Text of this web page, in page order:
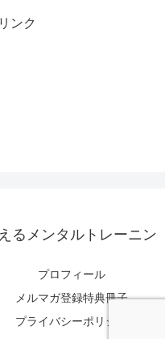
ンク
るメンタルトレーニン
プロフィール
メルマガ登録特典冊子
プライバシーポリシー